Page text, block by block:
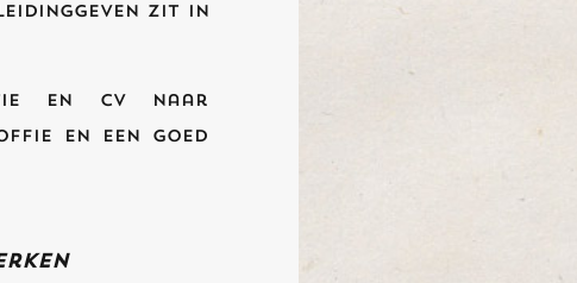
zit in
en cv naar
en een goed